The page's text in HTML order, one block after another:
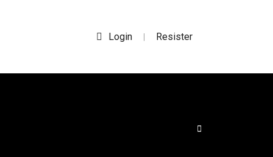
Login | Resister